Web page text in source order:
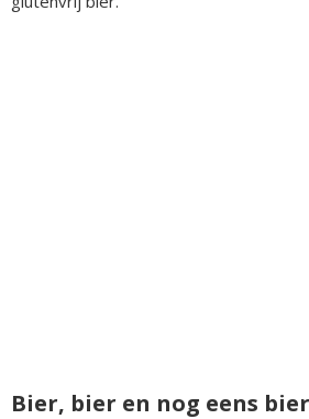
Bier, bier en nog eens